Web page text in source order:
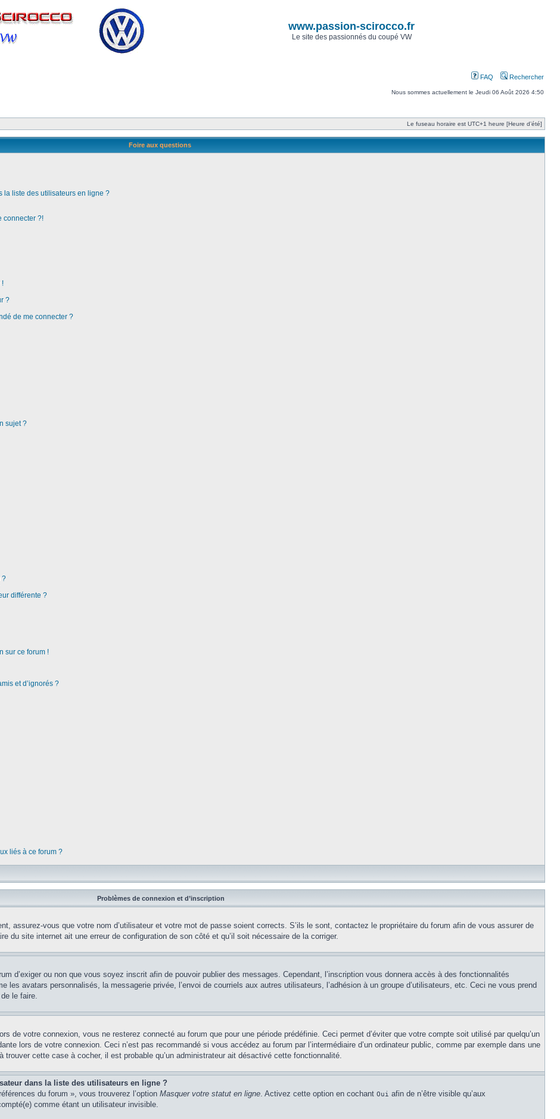
www.passion-scirocco.fr
Le site des passionnés du coupé VW
FAQ Rechercher
Nous sommes actuellement le Jeudi 06 Août 2026 4:50
Le fuseau horaire est UTC+1 heure [Heure d’été]
Foire aux questions
la liste des utilisateurs en ligne ?
connecter ?!
!
?
de me connecter ?
sujet ?
?
différente ?
sur ce forum !
et d’ignorés ?
liés à ce forum ?
Problèmes de connexion et d’inscription
assurez-vous que votre nom d’utilisateur et votre mot de passe soient corrects. S’ils le sont, contactez le propriétaire du forum afin de vous assurer de
du site internet ait une erreur de configuration de son côté et qu’il soit nécessaire de la corriger.
d’exiger ou non que vous soyez inscrit afin de pouvoir publier des messages. Cependant, l’inscription vous donnera accès à des fonctionnalités
avatars personnalisés, la messagerie privée, l’envoi de courriels aux autres utilisateurs, l’adhésion à un groupe d’utilisateurs, etc. Ceci ne vous prend
le faire.
lors de votre connexion, vous ne resterez connecté au forum que pour une période prédéfinie. Ceci permet d’éviter que votre compte soit utilisé par quelqu’un
lors de votre connexion. Ceci n’est pas recommandé si vous accédez au forum par l’intermédiaire d’un ordinateur public, comme par exemple dans une
cette case à cocher, il est probable qu’un administrateur ait désactivé cette fonctionnalité.
dans la liste des utilisateurs en ligne ?
du forum », vous trouverez l’option Masquer votre statut en ligne. Activez cette option en cochant Oui afin de n’être visible qu’aux
comme étant un utilisateur invisible.